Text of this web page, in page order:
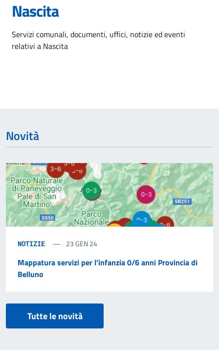
Nascita
Dettagli dell'argomento
Servizi comunali, documenti, uffici, notizie ed eventi
relativi a Nascita
Novità
NOTIZIE 23 GEN 24
Mappatura servizi per l’infanzia 0/6 anni Provincia di
Belluno
Tutte le novità